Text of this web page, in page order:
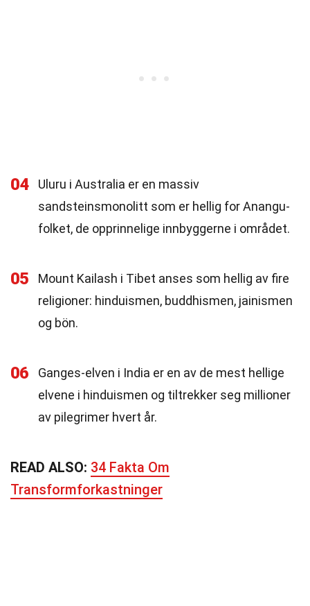
04
Uluru i Australia er en massiv
sandsteinsmonolitt som er hellig for Anangu-
folket, de opprinnelige innbyggerne i området.
05
Mount Kailash i Tibet anses som hellig av fire
religioner: hinduismen, buddhismen, jainismen
og bön.
06
Ganges-elven i India er en av de mest hellige
elvene i hinduismen og tiltrekker seg millioner
av pilegrimer hvert år.
READ ALSO: 34 Fakta Om
Transformforkastninger